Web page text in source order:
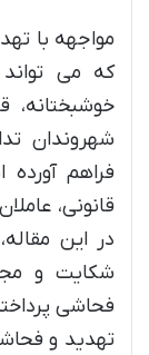
مواجهه با
که می
خوشبختانه،
شهروندان
فراهم
قانونی،
در این
شکایت و
فحاشی
تهدید و